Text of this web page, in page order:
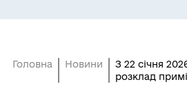
Головна Новини
З 22 січня
розклад